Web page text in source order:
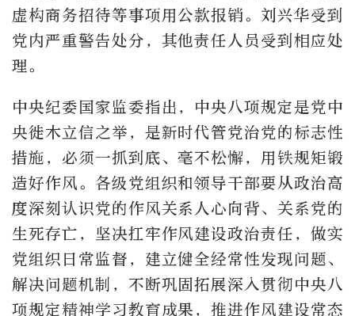
虚构商务招待等事项用公款报销。刘兴华受到
党内严重警告处分，其他责任人员受到相应处
理。
中央纪委国家监委指出，中央八项规定是党中
央徙木立信之举，是新时代管党治党的标志性
措施，必须一抓到底、毫不松懈，用铁规矩锻
造好作风。各级党组织和领导干部要从政治高
度深刻认识党的作风关系人心向背、关系党的
生死存亡，坚决扛牢作风建设政治责任，做实
党组织日常监督，建立健全经常性发现问题、
解决问题机制，不断巩固拓展深入贯彻中央八
项规定精神学习教育成果，推进作风建设常态